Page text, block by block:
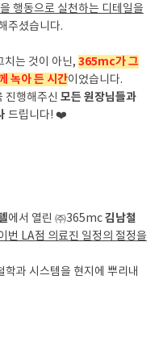
행동으로 실천하는 디테일을
주셨습니다.
는 것이 아닌, 365mc가 그
녹아 든 시간이었습니다.
진행해주신 모든 원장님들과
드립니다! ❤️
에서 열린 ㈜365mc김남철
번 LA점 의료진 일정의 절정을
과 시스템을 현지에 뿌리내